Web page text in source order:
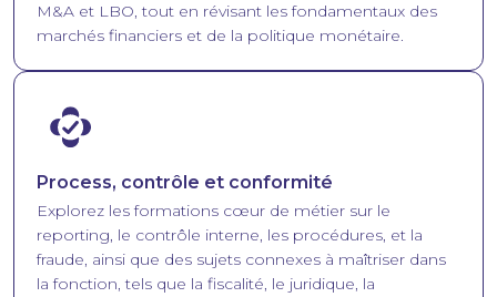
M&A et LBO, tout en révisant les fondamentaux des
marchés financiers et de la politique monétaire.
Image
Process, contrôle et conformité
Explorez les formations cœur de métier sur le
reporting, le contrôle interne, les procédures, et la
fraude, ainsi que des sujets connexes à maîtriser dans
la fonction, tels que la fiscalité, le juridique, la